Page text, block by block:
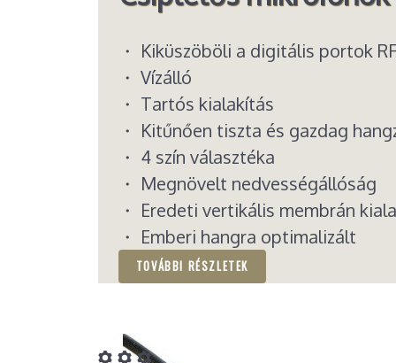
・ Kiküszöböli a digitális portok
・ Vízálló
・ Tartós kialakítás
・ Kitűnően tiszta és gazdag
・ 4 szín választéka
・ Megnövelt nedvességállóság
・ Eredeti vertikális membrán
・ Emberi hangra optimalizált
TOVÁBBI RÉSZLETEK